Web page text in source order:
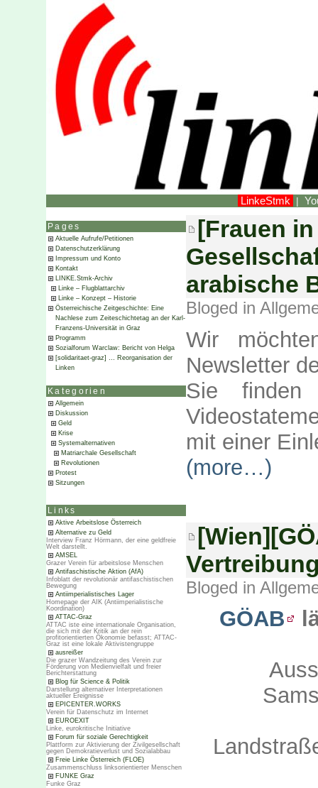
LinkeStmk |
Pages
Aktuelle Aufrufe/Petitionen
Datenschutzerklärung
Impressum und Konto
Kontakt
LINKE.Stmk-Archiv
Linke – Flugblattarchiv
Linke – Konzept – Historie
Österreichische Zeitgeschichte: Eine
Nachlese zum Zeiteschichtetag an der Karl-
Franzens-Universität in Graz
Programm
Sozialforum Warclaw: Bericht von Helga
[solidaritaet-graz] … Reorganisation der
Linken
Kategorien
Allgemein
Diskussion
Geld
Krise
Systemalternativen
Matriarchale Gesellschaft
Revolutionen
Protest
Sitzungen
Links
Aktive Arbeitslose Österreich
Alternative zu Geld
Interview Franz Hörmann, der eine geldfreie
Welt darstellt.
AMSEL
Grazer Verein für arbeitslose Menschen
Antifaschistische Aktion (AfA)
Infoblatt der revolutionär antifaschistischen
Bewegung
Antiimperialistisches Lager
Homepage der AIK (Antiimperialistische
Koordination)
ATTAC-Graz
ATTAC iste eine internationale Organisation,
die sich mit der Kritik an der rein
profitorientierten Ökonomie befasst; ATTAC-
Graz ist eine lokale Aktivistengruppe
ausreißer
Die grazer Wandzeitung des Verein zur
Förderung von Medienvielfalt und freier
Berichterstattung
Blog für Science & Politik
Darstellung alternativer Interpretationen
aktueller Ereignisse
EPICENTER.WORKS
Verein für Datenschutz im Internet
EUROEXIT
Linke, eurokritische Initiative
Forum für soziale Gerechtigkeit
Plattform zur Aktivierung der Zivilgesellschaft
gegen Demokratieverlust und Sozialabbau
Freie Linke Österreich (FLOE)
Zusammenschluss linksorientierter Menschen
FUNKE Graz
Funke Graz
[Frauen
arabische
Bloged in
Wir
Newsletter
Sie
mit einer
(more…)
Bloged in
GÖAB